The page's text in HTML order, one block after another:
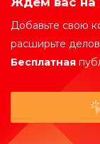
Добавьте свою
расширьте
Бесплатная